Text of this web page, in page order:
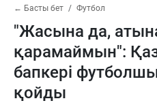
← Басты бет Футбол
"Жасына да,
қарамаймын":
бапкері
қойды